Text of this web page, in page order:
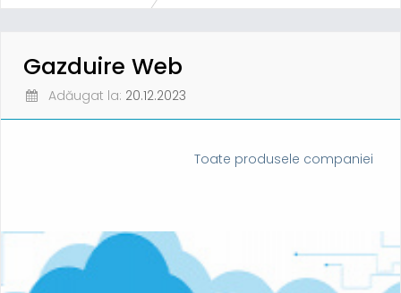
Gazduire Web
Adăugat la: 20.12.2023
Toate produsele companiei